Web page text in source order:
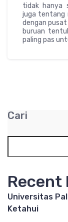
tidak hanya
juga tentang
dengan
buruan
paling pas
Cari
Recent
Universitas
Ketahui